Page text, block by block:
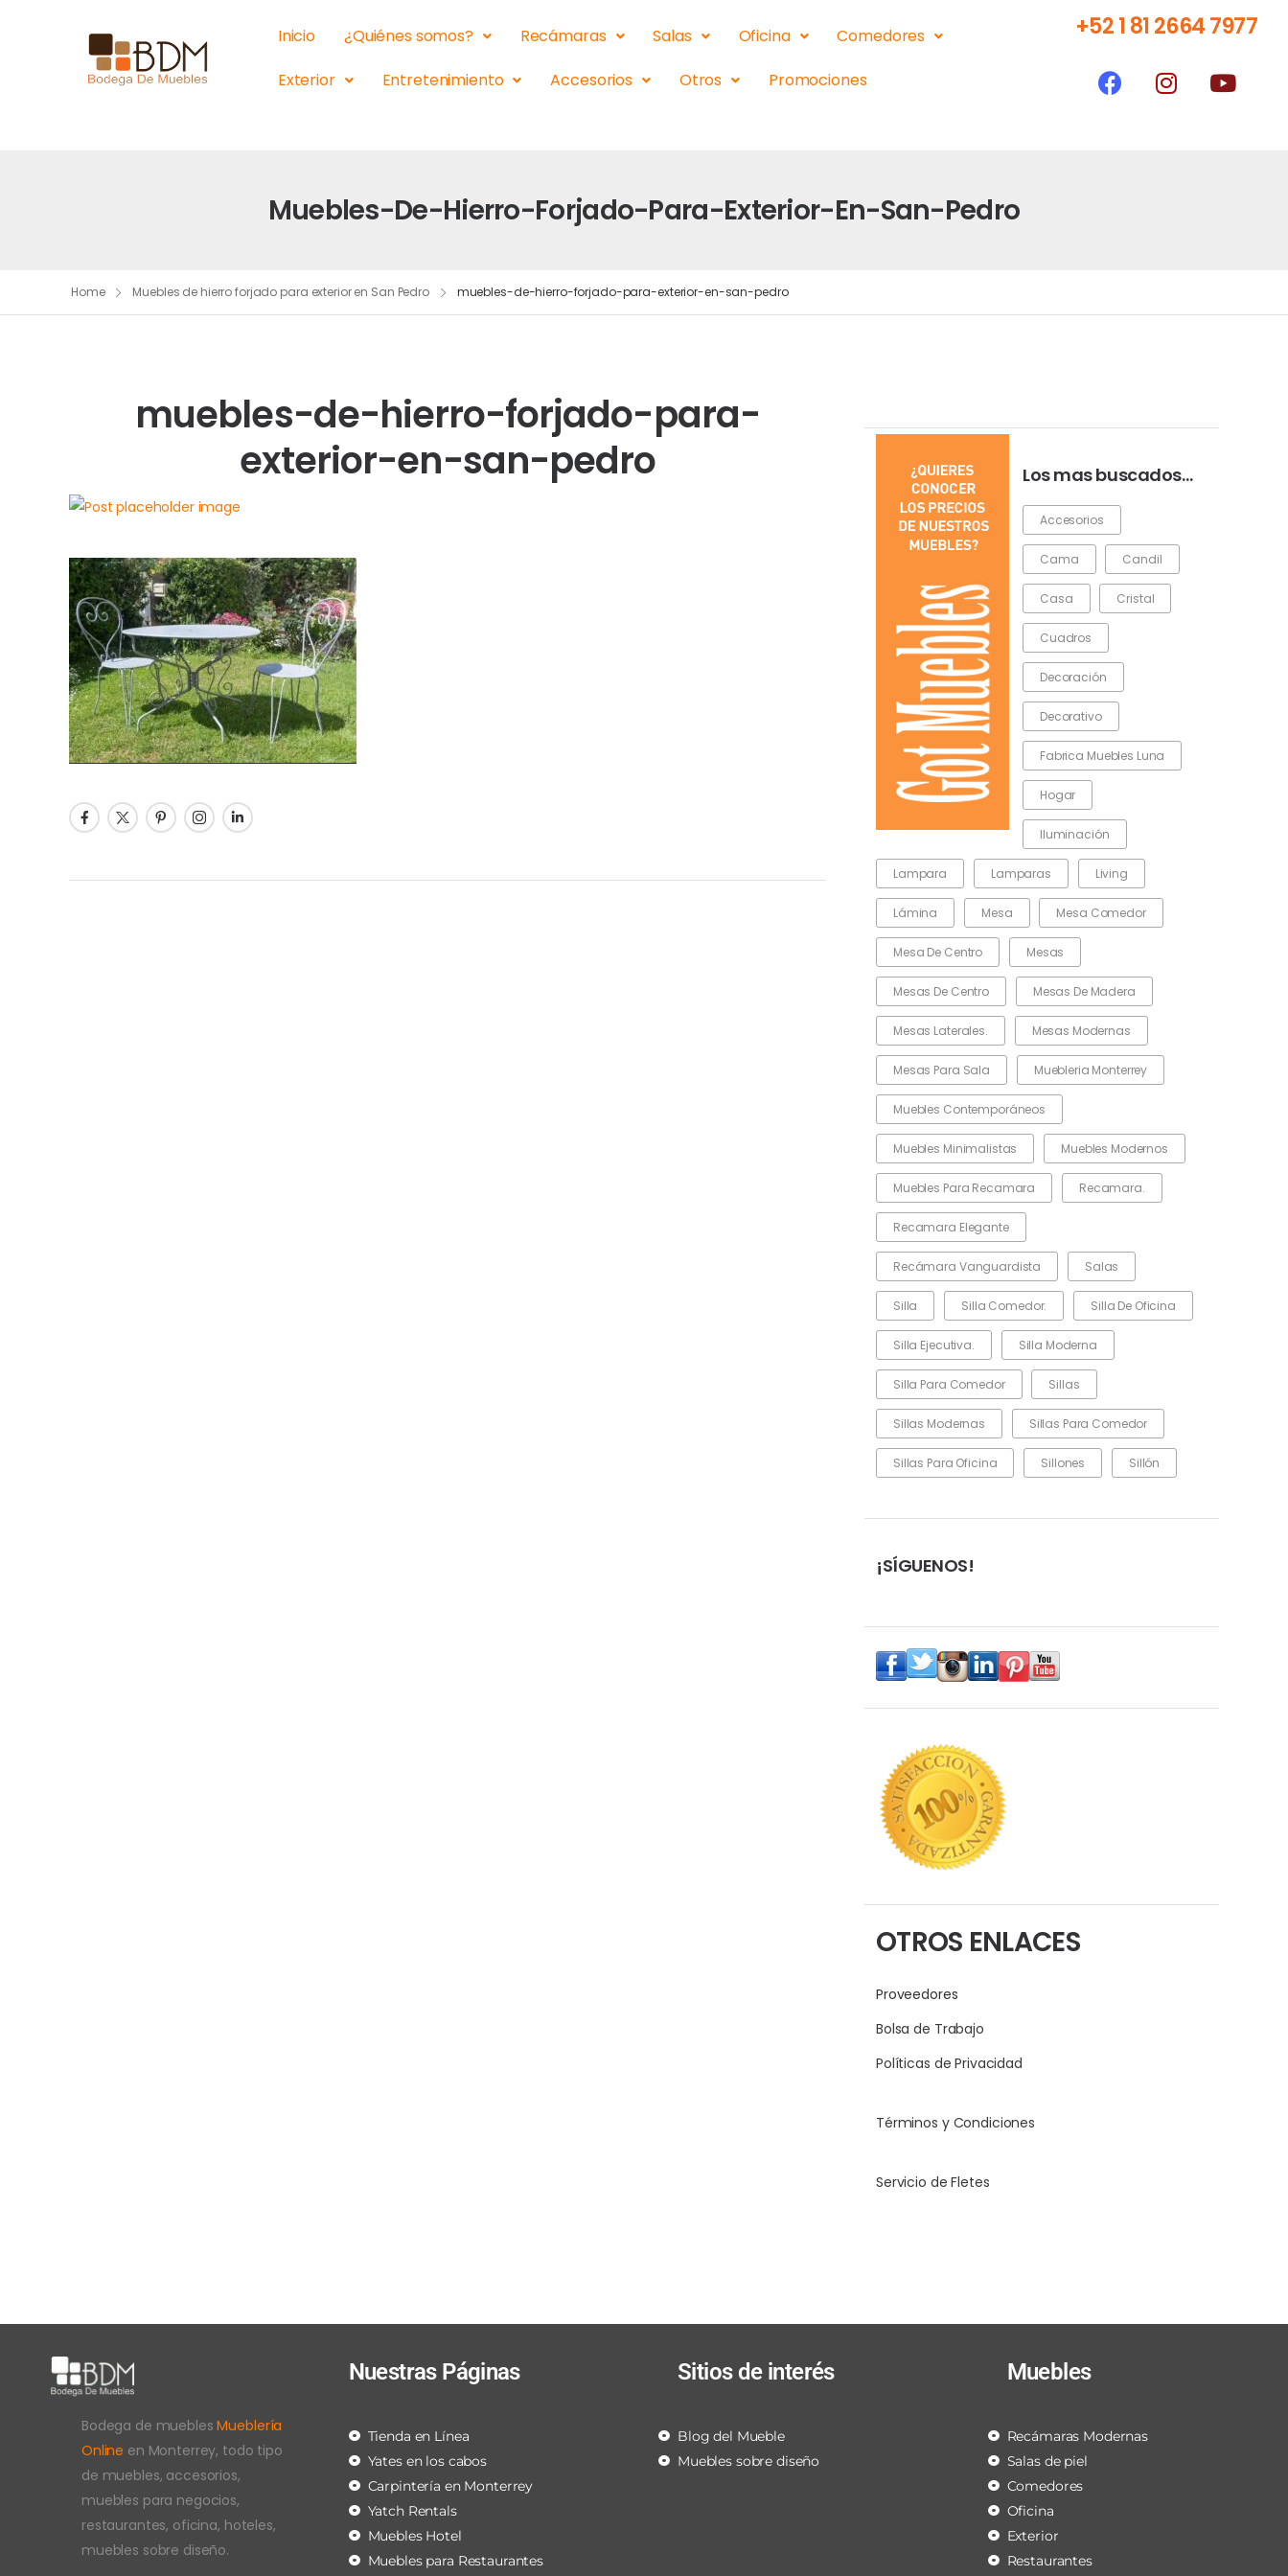
Inicio ¿Quiénes somos? Recámaras Salas Oficina
Comedores
Exterior
Entretenimiento Accesorios Otros Promociones
+52 1 81 2664 7977
Muebles-De-Hierro-Forjado-Para-Exterior-En-San-Pedro
Home Muebles de hierro forjado para exterior en San Pedro muebles-de-hierro-forjado-para-exterior-en-san-pedro
Los mas buscados…
Accesorios
Cama Candil
Casa Cristal
Cuadros
Decoración
Decorativo
Fabrica Muebles Luna
Hogar
Iluminación
Lampara Lamparas Living
Lámina Mesa Mesa Comedor
Mesa De Centro Mesas
Mesas De Centro Mesas De Madera
Mesas Laterales. Mesas Modernas
Mesas Para Sala Muebleria Monterrey
Muebles Contemporáneos
Muebles Minimalistas Muebles Modernos
Muebles Para Recamara Recamara.
Recamara Elegante
Recámara Vanguardista Salas
Silla Silla Comedor. Silla De Oficina
Silla Ejecutiva. Silla Moderna
Silla Para Comedor Sillas
Sillas Modernas Sillas Para Comedor
Sillas Para Oficina Sillones Sillón
¡SÍGUENOS!
OTROS ENLACES
Proveedores
Bolsa de Trabajo
Políticas de Privacidad
Términos y Condiciones
Servicio de Fletes
muebles-de-hierro-forjado-para-
exterior-en-san-pedro
Bodega de mueblesMueblería
Online en Monterrey, todo tipo
de muebles, accesorios,
muebles para negocios,
restaurantes, oficina, hoteles,
muebles sobre diseño.
Nuestras Páginas
Tienda en Línea
Yates en los cabos
Carpintería en Monterrey
Yatch Rentals
Muebles Hotel
Muebles para Restaurantes
Sitios de interés
Blog del Mueble
Muebles sobre diseño
Muebles
Recámaras Modernas
Salas de piel
Comedores
Oficina
Exterior
Restaurantes